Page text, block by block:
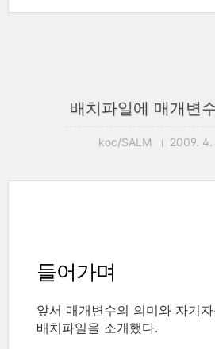
배치파일에 매개변
koc/SALM 2009.
들어가며
앞서 매개변수의 의미와 자기
배치파일을 소개했다.